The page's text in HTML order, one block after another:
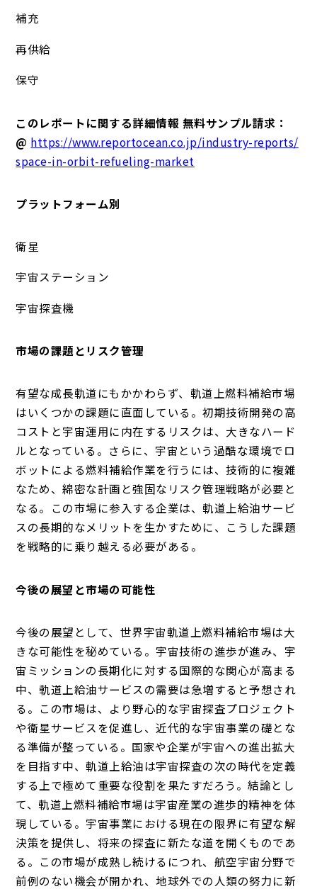
補充
再供給
保守
このレポートに関する詳細情報 無料サンプル請求：
@ https://www.reportocean.co.jp/industry-reports/
space-in-orbit-refueling-market
プラットフォーム別
衛星
宇宙ステーション
宇宙探査機
市場の課題とリスク管理
有望な成長軌道にもかかわらず、軌道上燃料補給市場
はいくつかの課題に直面している。初期技術開発の高
コストと宇宙運用に内在するリスクは、大きなハード
ルとなっている。さらに、宇宙という過酷な環境でロ
ボットによる燃料補給作業を行うには、技術的に複雑
なため、綿密な計画と強固なリスク管理戦略が必要と
なる。この市場に参入する企業は、軌道上給油サービ
スの長期的なメリットを生かすために、こうした課題
を戦略的に乗り越える必要がある。
今後の展望と市場の可能性
今後の展望として、世界宇宙軌道上燃料補給市場は大
きな可能性を秘めている。宇宙技術の進歩が進み、宇
宙ミッションの長期化に対する国際的な関心が高まる
中、軌道上給油サービスの需要は急増すると予想され
る。この市場は、より野心的な宇宙探査プロジェクト
や衛星サービスを促進し、近代的な宇宙事業の礎とな
る準備が整っている。国家や企業が宇宙への進出拡大
を目指す中、軌道上給油は宇宙探査の次の時代を定義
する上で極めて重要な役割を果たすだろう。結論とし
て、軌道上燃料補給市場は宇宙産業の進歩的精神を体
現している。宇宙事業における現在の限界に有望な解
決策を提供し、将来の探査に新たな道を開くものであ
る。この市場が成熟し続けるにつれ、航空宇宙分野で
前例のない機会が開かれ、地球外での人類の努力に新